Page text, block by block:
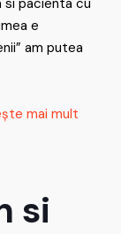
e
am putea
mai mult
si